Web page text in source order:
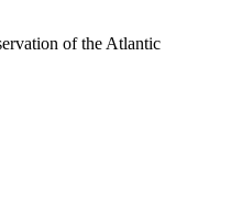
of the Atlantic